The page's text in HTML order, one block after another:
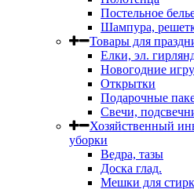
Постельное
Шампура,
Товары для
Елки, эл.
Новогодние
Открытки
Подарочные
Свечи,
Хозяйственный
уборки
Ведра, тазы
Доска глад.
Мешки для